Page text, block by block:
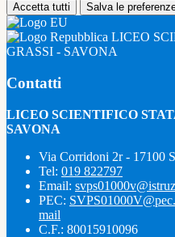
Accetta tutti Salva le
LICEO
GRASSI - SAVONA
Contatti
LICEO SCIENTIFICO
SAVONA
Via Corridoni 2r - 17100
Tel: 019 822797
Email:
PEC:
mail
C.F.: 80015910096